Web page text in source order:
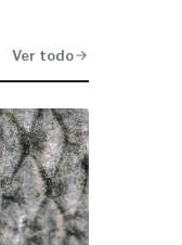
Ver todo